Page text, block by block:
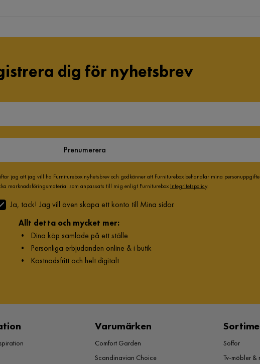
dig för nyhetsbrev
Prenumerera
jag att jag vill ha Furniturebox nyhetsbrev och godkänner att Furniturebox behandlar mina
marknadsföringsmaterial som anpassats till mig enligt Furniturebox Integritetspolicy.
Ja, tack! Jag vill även skapa ett konto till Mina sidor.
Allt detta och mycket mer:
• Dina köp samlade på ett ställe
• Personliga erbjudanden online & i butik
• Kostnadsfritt och helt digitalt
Varumärken
Comfort Garden
Scandinavian Choice
Soffor
Tv-möbler &